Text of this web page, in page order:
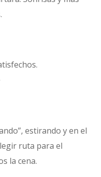
estirando y en el
ruta para el
la cena.